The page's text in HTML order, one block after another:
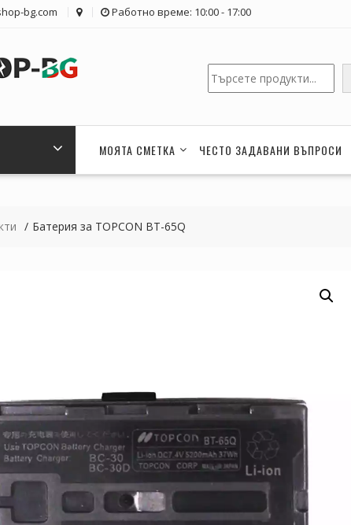
bg.com Работно време: 10:00 - 17:00
Търсене
МОЯТА СМЕТКА ЧЕСТО ЗАДАВАНИ ВЪПРОСИ
Батерия за TOPCON BT-65Q